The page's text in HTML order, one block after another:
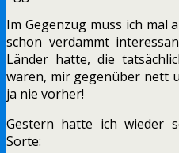
Im Gegenzug muss ich mal
schon verdammt
Länder hatte, die
waren, mir gegenüber nett
ja nie vorher!
Gestern hatte ich wieder
Sorte: